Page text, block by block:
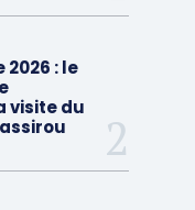
: le
visite du